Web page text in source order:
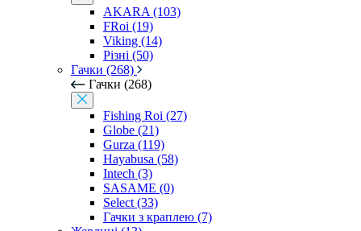
AKARA (103)
FRoi (19)
Viking (14)
Різні (50)
Гачки (268)
Гачки (268)
Fishing Roi (27)
Globe (21)
Gurza (119)
Hayabusa (58)
Intech (3)
SASAME (0)
Select (33)
Гачки з краплею (7)